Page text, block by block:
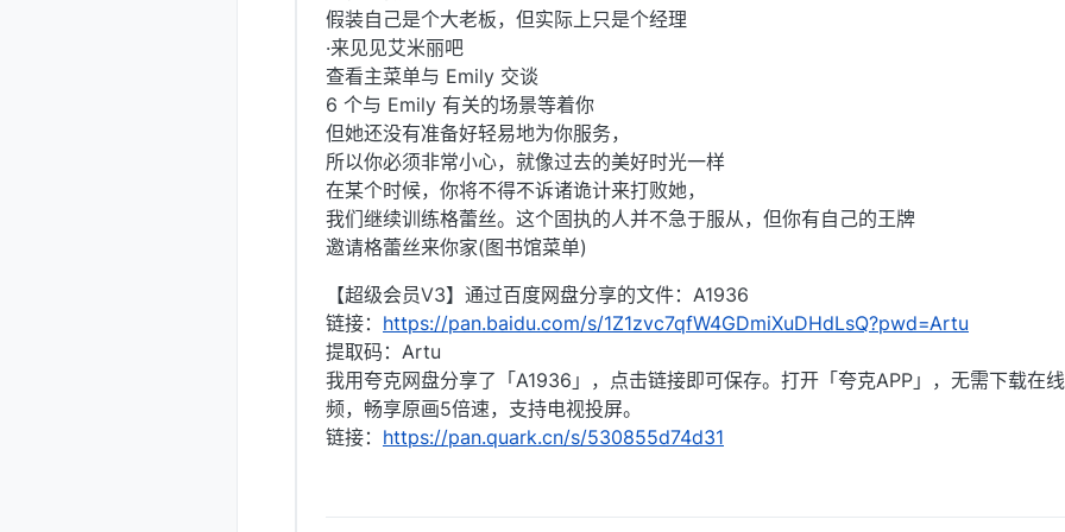
假装自己是个大老板，但实际上只是个经理
·来见见艾米丽吧
查看主菜单与 Emily 交谈
6 个与 Emily 有关的场景等着你
但她还没有准备好轻易地为你服务，
所以你必须非常小心，就像过去的美好时光一样
在某个时候，你将不得不诉诸诡计来打败她，
我们继续训练格蕾丝。这个固执的人并不急于服从，但你有自己的王牌
邀请格蕾丝来你家(图书馆菜单)
【超级会员V3】通过百度网盘分享的文件：A1936
链接： https://pan.baidu.com/s/1Z1zvc7qfW4GDmiXuDHdLsQ?pwd=Artu
提取码：Artu
我用夸克网盘分享了「A1936」，点击链接即可保存。打开「夸克APP」，无需下载在
频，畅享原画5倍速，支持电视投屏。
链接： https://pan.quark.cn/s/530855d74d31